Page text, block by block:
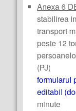
Anexa 6
stabilirea
transport
peste 12
(PJ)
formularul
editabil
minute